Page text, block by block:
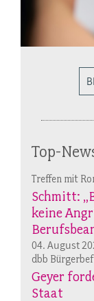
Top-
Treffen mit
Schmitt:
keine
04. August
dbb
Geyer
Staat